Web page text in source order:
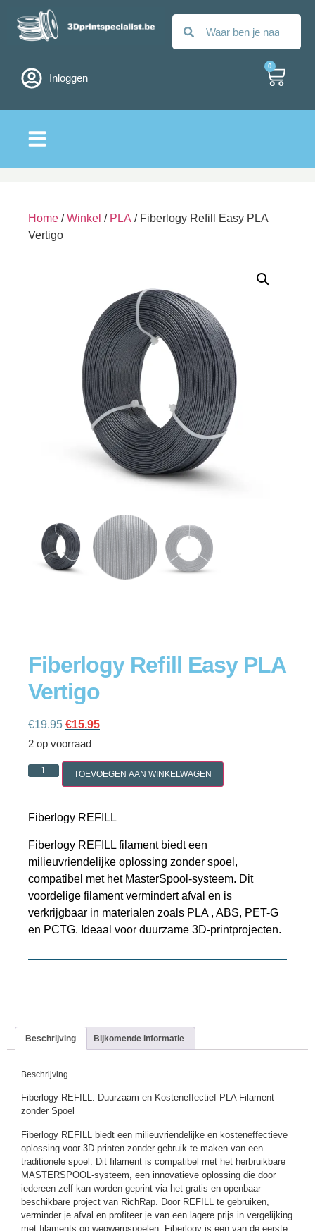
Inloggen
0
Home /Winkel / PLA / Fiberlogy Refill Easy PLA
Vertigo
Fiberlogy Refill Easy PLA
Vertigo
€19.95 €15.95
2 op voorraad
TOEVOEGEN AAN WINKELWAGEN
Fiberlogy REFILL
Fiberlogy REFILL filament biedt een
milieuvriendelijke oplossing zonder spoel,
compatibel met het MasterSpool-systeem. Dit
voordelige filament vermindert afval en is
verkrijgbaar in materialen zoals PLA , ABS, PET-G
en PCTG. Ideaal voor duurzame 3D-printprojecten.
Beschrijving Bijkomende informatie
Beschrijving
Fiberlogy REFILL: Duurzaam en Kosteneffectief PLA Filament
zonder Spoel
Fiberlogy REFILL biedt een milieuvriendelijke en kosteneffectieve
oplossing voor 3D-printen zonder gebruik te maken van een
traditionele spoel. Dit filament is compatibel met het herbruikbare
MASTERSPOOL-systeem, een innovatieve oplossing die door
iedereen zelf kan worden geprint via het gratis en openbaar
beschikbare project van RichRap. Door REFILL te gebruiken,
verminder je afval en profiteer je van een lagere prijs in vergelijking
met filaments op wegwerpspoelen. Fiberlogy is een van de eerste